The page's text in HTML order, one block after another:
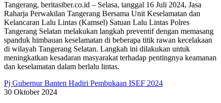
Tangerang, beritasiber.co.id – Selasa, tanggal 16 Juli 2024, Jasa
Raharja Perwakilan Tangerang Bersama Unit Keselamatan dan
Kelancaran Lalu Lintas (Kamsel) Satuan Lalu Lintas Polres
Tangerang Selatan melakukan langkah preventif dengan memasang
spanduk himbauan keselamatan di beberapa titik rawan kecelakaan
di wilayah Tangerang Selatan. Langkah ini dilakukan untuk
meningkatkan kesadaran masyarakat terhadap pentingnya keamanan
dan keselamatan dalam berlalu lintas.
Pj Gubernur Banten Hadiri Pembukaan ISEF 2024
30 Oktober 2024